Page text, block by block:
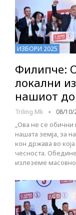
ИЗБОРИ 2025
Филипче:
локални
нашиот
Triling Mk 08/10/
„Ова не се
нашата земја, за
кон држава во
чесноста.
излеземе